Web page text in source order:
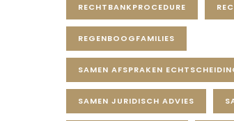
RECHTBANKPROCEDURE
REGENBOOGFAMILIES
SAMEN AFSPRAKEN
SAMEN JURIDISCH ADVIES